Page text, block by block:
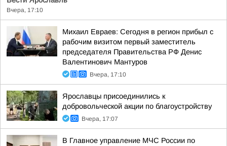
Вчера, 17:10
Михаил Евраев: Сегодня в регион прибыл с
рабочим визитом первый заместитель
председателя Правительства РФ Денис
Валентинович Мантуров
Вчера, 17:10
Ярославцы присоединились к
добровольческой акции по благоустройству
Вчера, 17:07
В Главное управление МЧС России по